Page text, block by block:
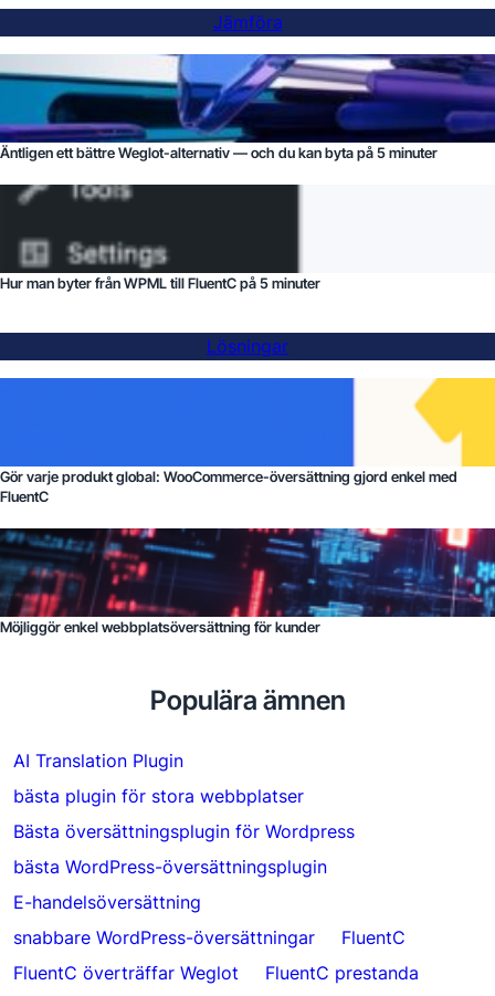
Jämföra
Äntligen ett bättre Weglot-alternativ — och du kan byta på 5 minuter
Hur man byter från WPML till FluentC på 5 minuter
Lösningar
Gör varje produkt global: WooCommerce-översättning gjord enkel med
FluentC
Möjliggör enkel webbplatsöversättning för kunder
Populära ämnen
AI Translation Plugin
bästa plugin för stora webbplatser
Bästa översättningsplugin för Wordpress
bästa WordPress-översättningsplugin
E-handelsöversättning
snabbare WordPress-översättningar
FluentC
FluentC överträffar Weglot
FluentC prestanda